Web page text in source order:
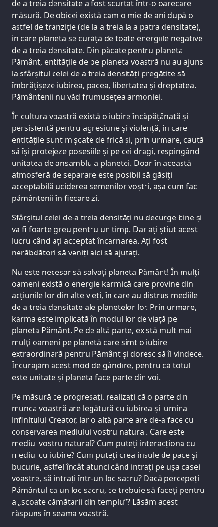
de a treia densitate a fost scurtat într-o oarecare
măsură. De obicei există cam o mie de ani după o
astfel de tranziție (de la a treia la a patra densitate),
în care planeta se curăță de toate energiile negative
de a treia densitate. Din păcate pentru planeta
Pământ, entitățile de pe planeta voastră nu au ajuns
la sfârșitul celei de a treia densități pregătite să
îmbrățișeze iubirea, pacea, libertatea și dreptatea.
Pământenii nu văd frumusețea armoniei.
În cultura voastră există o iubire încăpățânată și
persistentă pentru agresiune și violență, în care
entitățile sunt mișcate de frică și, prin urmare, caută
să își protejeze posesiile și pe cei dragi, respingând
unitatea de ansamblu a planetei. Doar în această
atmosferă de separare este posibil să găsiți
acceptabilă uciderea semenilor voștri, așa cum fac
pământenii în fiecare zi.
Sfârșitul celei de-a treia densități nu decurge bine și
va fi foarte greu pentru un timp. Dar ați știut acest
lucru când ați acceptat încarnarea. Ați fost
nerăbdători să veniți aici să ajutați.
Nu este necesar să salvați planeta Pământ! În mulți
oameni există o energie karmică care provine din
acțiunile lor din alte vieți, în care au distrus mediile
de a treia densitate ale planetelor lor. Prin urmare,
karma este implicată în modul lor de viață pe
planeta Pământ. Pe de altă parte, există mult mai
mulți oameni pe planetă care simt o iubire
extraordinară pentru Pământ și doresc să îl vindece.
Încurajăm acest mod de gândire, pentru că totul
este unitate și planeta face parte din voi.
Pe măsură ce progresați, realizați că o parte din
munca voastră are legătură cu iubirea și lumina
infinitului Creator, iar o altă parte are de-a face cu
conservarea mediului vostru natural. Care este
mediul vostru natural? Cum puteți interacționa cu
mediul cu iubire? Cum puteți crea insule de pace și
bucurie, astfel încât atunci când intrați pe ușa casei
voastre, să intrați într-un loc sacru? Dacă percepeți
Pământul ca un loc sacru, ce trebuie să faceți pentru
a „scoate cămătarii din templu”? Lăsăm acest
răspuns în seama voastră.